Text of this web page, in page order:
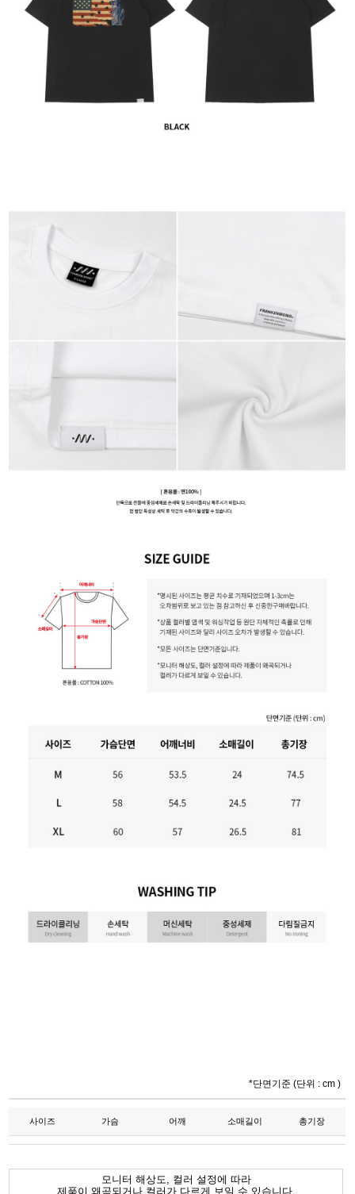
*단면기준 (단위 : cm )
사이즈 가슴 어깨 소매길이 총기장
모니터 해상도, 컬러 설정에 따라
제품이 왜곡되거나 컬러가 다르게 보일 수 있습니다.